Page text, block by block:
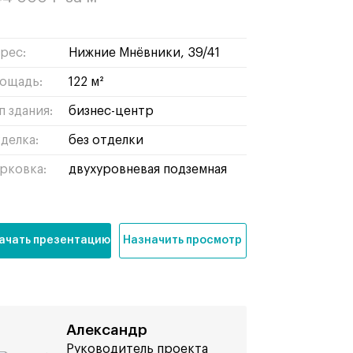
Нижние Мнёвники, 39/41
122 м²
здания: бизнес-центр
без отделки
двухуровневая подземная
презентацию Назначить просмотр
Александр
Руководитель проекта